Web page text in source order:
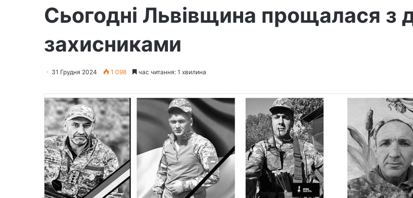
Сьогодні Львівщина прощалася з
захисниками
31 Грудня 2024 1 098 час читання: 1 хвилина